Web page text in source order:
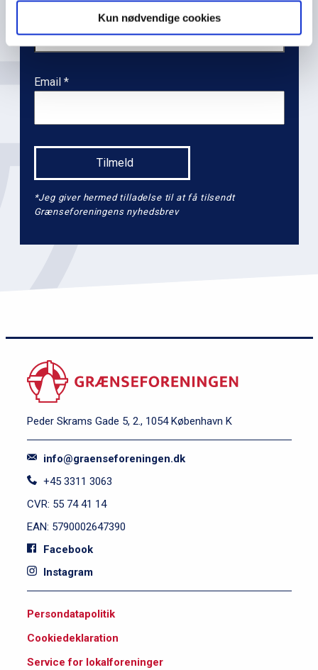
Kun nødvendige cookies
Email
*Jeg giver hermed tilladelse til at få tilsendt
Grænseforeningens nyhedsbrev
Peder Skrams Gade 5, 2., 1054 København K
info@graenseforeningen.dk
+45 3311 3063
CVR: 55 74 41 14
EAN: 5790002647390
Facebook
Instagram
i
d
e
Persondatapolitik
Cookiedeklaration
Service for lokalforeninger